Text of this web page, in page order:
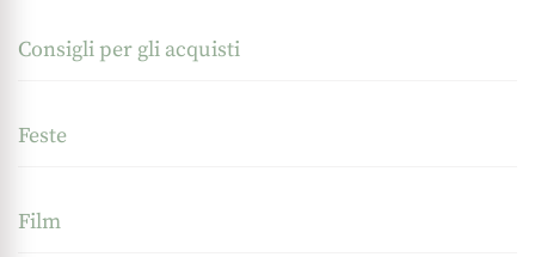
Consigli per gli acquisti
Feste
Film